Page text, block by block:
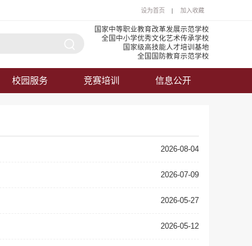
设为首页 | 加入收藏
国家中等职业教育改革发展示范学校
全国中小学优秀文化艺术传承学校
国家级高技能人才培训基地
全国国防教育示范学校
校园服务 竞赛培训 信息公开
2026-08-04
2026-07-09
2026-05-27
2026-05-12